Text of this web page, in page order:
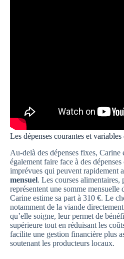
Les dépenses courantes et
Au-delà des dépenses fixes, Carine
également faire face à des dépenses
imprévues qui peuvent rapidement
mensuel. Les courses alimentaires,
représentent une somme mensuelle
Carine estime sa part à 310 €. Le
notamment de la viande
qu’elle soigne, leur permet de
supérieure tout en réduisant les
facilite une gestion financière plus
soutenant les producteurs locaux.